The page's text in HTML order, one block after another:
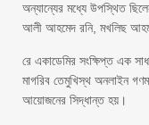
অন্যান্যের মধ্যে উপস্থিত
আলী আহমেদ রনি, মখলিছ
রে একাডেমির সংক্ষিপ্ত এক
মাগরিব তেমুখিস্থ অনলাইন
আয়োজনের সিদ্ধান্ত হয়।